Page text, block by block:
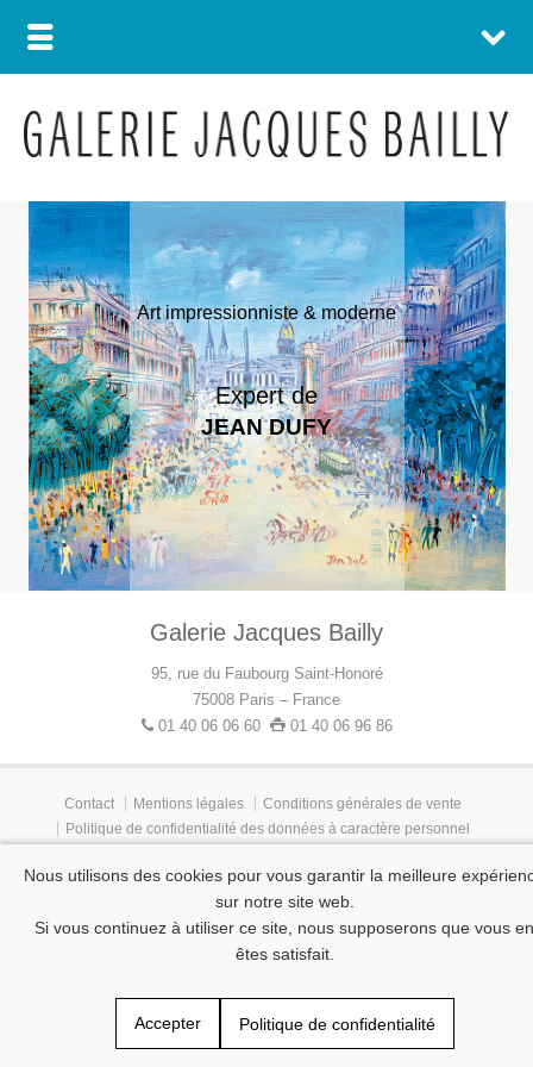
Art impressionniste & moderne
Expert de
JEAN DUFY
Galerie Jacques Bailly
95, rue du Faubourg Saint-Honoré
75008 Paris – France
01 40 06 06 60
01 40 06 96 86
Contact Mentions légales
Conditions générales de vente
Politique de confidentialité des données à caractère personnel
Nous utilisons des cookies pour vous garantir la meilleure
sur notre site web.
Si vous continuez à utiliser ce site, nous supposerons que vous en
êtes satisfait.
Accepter Politique de confidentialité